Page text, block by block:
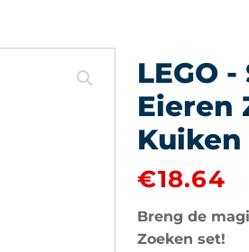
LEGO
Eieren
€18.64
Breng de
Zoeken set!